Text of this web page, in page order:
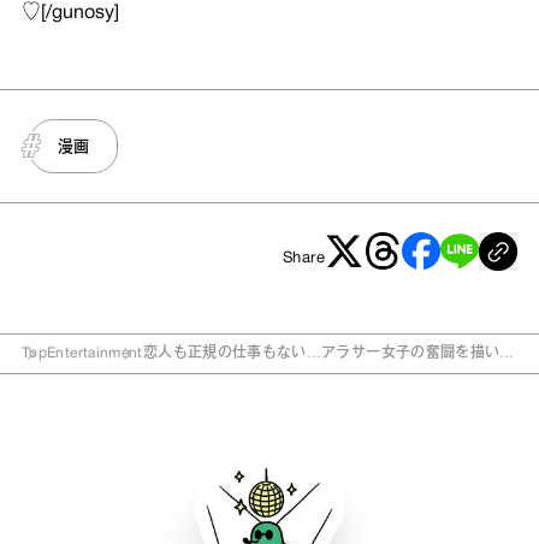
♡ [/gunosy]
漫画
Share
TopEntertainment恋人も正規の仕事もない…アラサー女子の奮闘を描いた